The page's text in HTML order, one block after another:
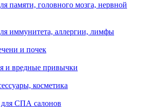
памяти, головного мозга, нервной
иммунитета, аллергии, лимфы
и почек
и вредные привычки
косметика
для СПА салонов